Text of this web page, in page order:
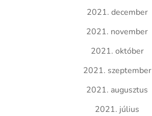
2021. december
2021. november
2021. október
2021. szeptember
2021. augusztus
2021. július